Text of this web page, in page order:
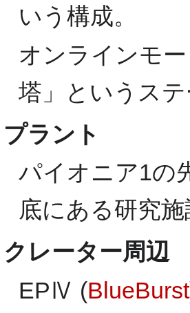
いう構成。
オンラインモ
塔」というス
プラント
パイオニア1の
底にある研究
クレーター周辺
EPⅣ (BlueBurst